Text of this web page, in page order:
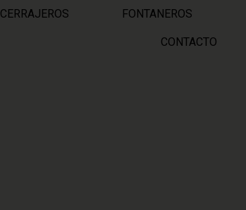
CERRAJEROS FONTANEROS
CONTACTO